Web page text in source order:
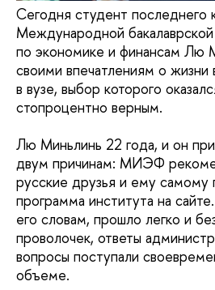
Сегодня студент последнего
Международной
по экономике и финансам Лю
своими впечатлениям о жизни
в вузе, выбор которого
стопроцентно верным.
Лю Миньлинь 22 года, и он
двум причинам: МИЭФ
русские друзья и ему самому
программа института на
его словам, прошло легко и
проволочек, ответы
вопросы поступали
объеме.